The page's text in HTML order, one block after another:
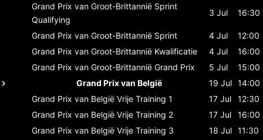
Grand Prix van Groot-Brittannië Sprint
Qualifying
3 Jul 16:30
Grand Prix van Groot-Brittannië Sprint 4 Jul
12:00
Grand Prix van Groot-Brittannië Kwalificatie 4 Jul
16:00
Grand Prix van Groot-Brittannië Grand Prix 5 Jul
15:00
Grand Prix van België
19 Jul 14:00
Grand Prix van België Vrije Training 1 17 Jul
12:30
Grand Prix van België Vrije Training 2 17 Jul
16:00
Grand Prix van België Vrije Training 3 18 Jul 11:30